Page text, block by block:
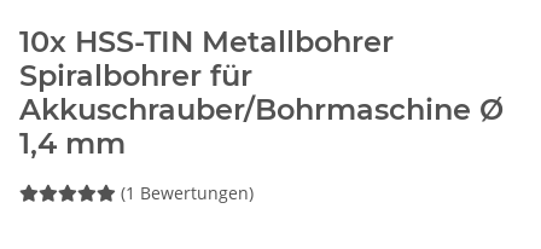
10x HSS-TIN Metallbohrer
Spiralbohrer für
Akkuschrauber/Bohrmaschine Ø
1,4 mm
(1 Bewertungen)